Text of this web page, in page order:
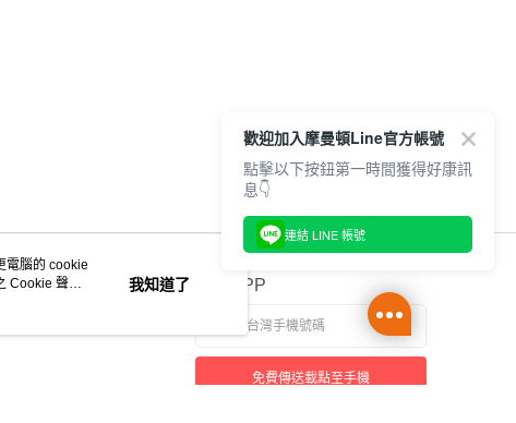
官方APP
免費傳送載點至手機
電腦的 cookie
Cookie 聲明
我知道了
歡迎加入摩曼頓Line官方帳號
點擊以下按鈕第一時間獲得好康訊
息👇
連結 LINE 帳號